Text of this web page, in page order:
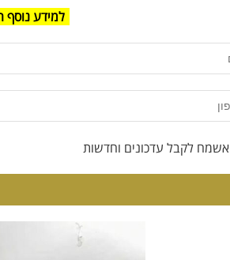
למידע נוסף
אשמח לקבל עדכונים וחדשות